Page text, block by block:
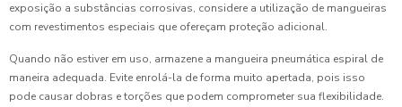
exposição a substâncias corrosivas, considere a utilização de mangueiras
com revestimentos especiais que ofereçam proteção adicional.
Quando não estiver em uso, armazene a mangueira pneumática espiral de
maneira adequada. Evite enrolá-la de forma muito apertada, pois isso
pode causar dobras e torções que podem comprometer sua flexibilidade.